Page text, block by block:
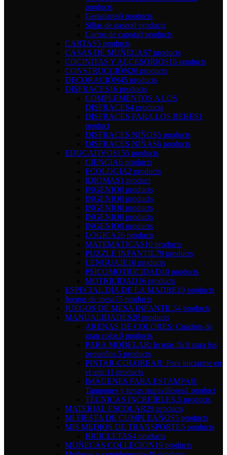
products
Gemelares0 products
Sillas de paseo0 products
Carros de capota0 products
CARTAS5 products
CASAS DE MUÑECAS7 products
COCINITAS Y ACCESORIOS16 products
CONSTRUCCIÓN20 products
DECORACIÓN45 products
DISFRACES16 products
COMPLEMENTOS A LOS
DISFRACES4 products
DISFRACES PARA LOS BEBÉS1
product
DISFRACES NIÑOS5 products
DISFRACES NIÑAS6 products
EDUCATIVOS155 products
CIENCIA6 products
ECOLOGIA2 products
IDIOMAS1 product
INGENIO0 products
INGENIO0 products
INGENIO0 products
INGENIO0 products
INGENIO0 products
LOGICA26 products
MATEMÁTICAS10 products
PUZZLE INFANTIL79 products
LENGUAJE10 products
PSICOMOTRICIDAD10 products
MOTRICIDAD16 products
ESPECIAL DÍA DE LA MADRE10 products
Juegos de mesa75 products
JUEGOS DE MESA INFANTIL54 products
MANUALIDADES28 products
ARENAS DE COLORES: Cuadros de
gran color.0 products
PARA MODELAR: lo más fácil para los
pequeños.5 products
PINTAR-COLOREAR: Para iniciarme en
el arte.11 products
IMÁGENES PARA ESTAMPAR:
Tampones y tintas maravillosos1 product
TÉCNICAS INCREÍBLES.5 products
MATERIAL ESCOLAR29 products
MI FIESTA DE CUMPLEAÑOS5 products
MIS MEDIOS DE TRANSPORTE5 products
BICICLETAS4 products
MUÑECAS COLLECION19 products